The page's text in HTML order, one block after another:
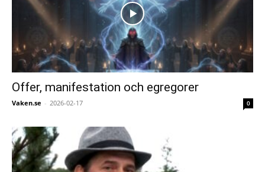
Offer, manifestation och egregorer
Vaken.se - 2026-02-17 0